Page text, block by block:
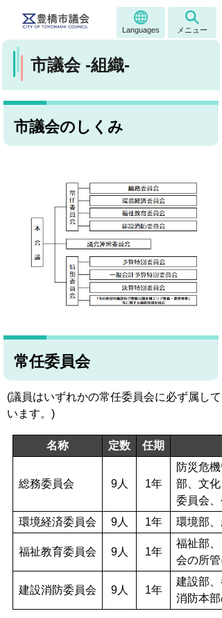
Languages メニュー
市議会 -組織-
市議会のしくみ
常任委員会
(議員はいずれかの常任委員会に必ず属して
います。)
名称 定数 任期
総務委員会 9人 1年
防災危
部、文
委員会
環境経済委員会
9人 1年 環境部
福祉教育委員会 9人 1年
福祉部
会の所管
建設消防委員会 9人 1年
建設部
消防本